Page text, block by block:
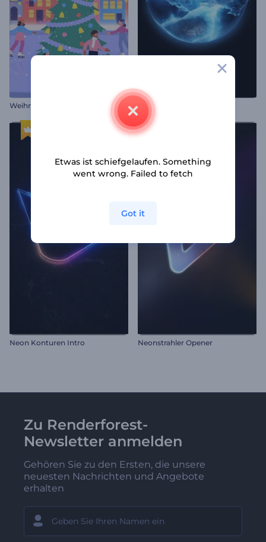
Weihnachtsfreude Animationen Eisauflösung Logo Reveal
Neon Konturen Intro Neonstrahler Opener
Zu Renderforest-
Newsletter anmelden
Gehören Sie zu den Ersten, die unsere
neuesten Nachrichten und Angebote
erhalten
Etwas ist schiefgelaufen. Something
went wrong. Failed to fetch
Got it